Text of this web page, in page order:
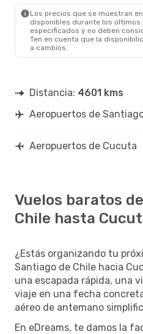
Los precios que se muestran
disponibles durante los
especificados y no deben
Ten en cuenta que la
a cambios.
Distancia: 4601 kms
Aeropuertos de
Aeropuertos de Cucuta
Vuelos baratos
Chile hasta
¿Estás organizando tu
Santiago de Chile hacia
una escapada rápida, una
viaje en una fecha
aéreo de antemano
En eDreams, te damos la